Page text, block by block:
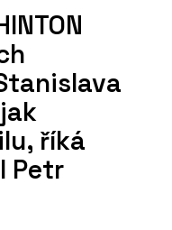
říká
Petr